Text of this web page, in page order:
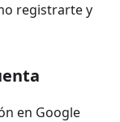
registrarte y
en Google